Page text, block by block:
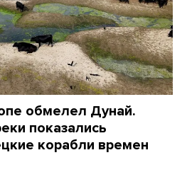
обмелел Дунай.
показались
корабли времен